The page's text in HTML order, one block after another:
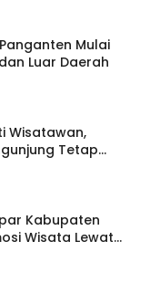
Mulai
Luar Daerah
Wisatawan,
Tetap
Kabupaten
Wisata Lewat